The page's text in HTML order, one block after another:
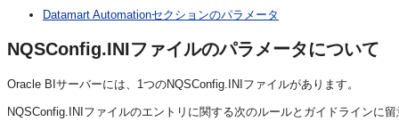
Datamart Automationセクションのパラメータ
NQSConfig.INIファイルのパラメータについて
Oracle BIサーバーには、1つのNQSConfig.INIファイルがあります。
NQSConfig.INIファイルのエントリに関する次のルールとガイドラインに